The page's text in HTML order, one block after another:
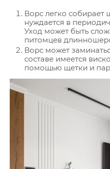
Ворс легко собирает
нуждается в
Уход может быть
питомцев
Ворс может
составе имеется
помощью щетки и